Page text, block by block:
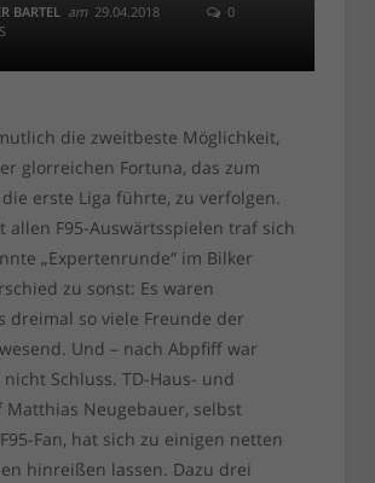
BARTEL am 29.04.2018
0
die zweitbeste Möglichkeit,
glorreichen Fortuna, das zum
erste Liga führte, zu verfolgen.
allen F95-Auswärtsspielen traf sich
„Expertenrunde“ im Bilker
zu sonst: Es waren
dreimal so viele Freunde der
Und – nach Abpfiff war
Schluss. TD-Haus- und
Matthias Neugebauer, selbst
Fan, hat sich zu einigen netten
hinreißen lassen. Dazu drei